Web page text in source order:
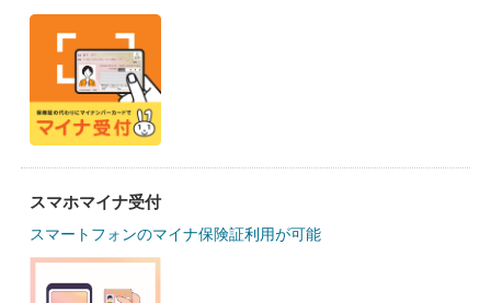
スマホマイナ受付
スマートフォンのマイナ保険証利用が可能